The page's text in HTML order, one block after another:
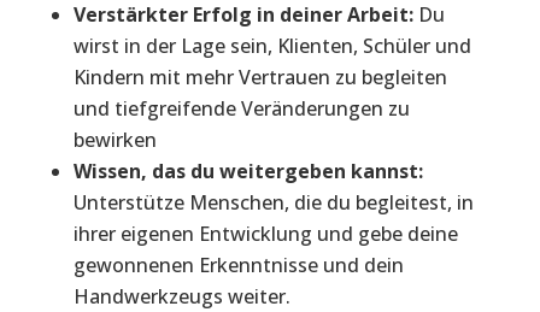
Verstärkter Erfolg in deiner Arbeit:Du
wirst in der Lage sein, Klienten, Schüler und
Kindern mit mehr Vertrauen zu begleiten
und tiefgreifende Veränderungen zu
bewirken
Wissen, das du weitergeben kannst:
Unterstütze Menschen, die du begleitest, in
ihrer eigenen Entwicklung und gebe deine
gewonnenen Erkenntnisse und dein
Handwerkzeugs weiter.